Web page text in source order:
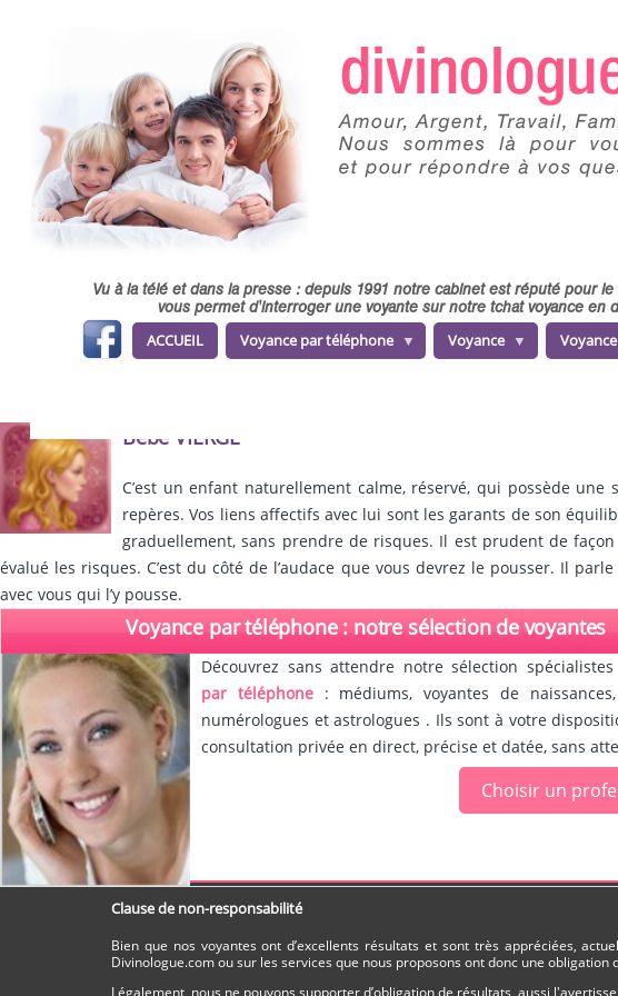
Vu à la télé et dans la presse : depuis 1991 notre cabinet est réputé pour
vous permet d'interroger une voyante sur notre tchat voyance
fa
ce
b
ACCUEIL Voyance par téléphone Voyance
Bébé VIERGE
C’est un enfant naturellement calme, réservé, qui possède
repères. Vos liens affectifs avec lui sont les garants de son
graduellement, sans prendre de risques. Il est prudent de
évalué les risques. C’est du côté de l’audace que vous devrez le pousser. Il
avec vous qui l’y pousse.
Voyance par téléphone : notre sélection de voyantes
Découvrez sans attendre notre sélection
par téléphone: médiums, voyantes de naissances,
numérologues et astrologues . Ils sont à votre
consultation privée en direct, précise et datée, sans
Choisir un
Clause de non-responsabilité
Bien que nos voyantes ont d’excellents résultats et sont très appréciées,
Divinologue.com ou sur les services que nous proposons ont donc une